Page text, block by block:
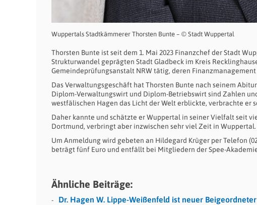
Wuppertals Stadtkämmerer Thorsten Bunte – © Stadt Wuppertal
Thorsten Bunte ist seit dem 1. Mai 2023 Finanzchef der Stadt
Strukturwandel geprägten Stadt Gladbeck im Kreis
Gemeindeprüfungsanstalt NRW tätig, deren
Das Verwaltungsgeschäft hat Thorsten Bunte nach seinem
Diplom-Verwaltungswirt und Diplom-Betriebswirt sind Zahlen
westfälischen Hagen das Licht der Welt erblickte, verbrachte er
Daher kannte und schätzte er Wuppertal in seiner Vielfalt seit
Dortmund, verbringt aber inzwischen sehr viel Zeit in Wuppertal.
Um Anmeldung wird gebeten an Hildegard Krüger per Telefon
beträgt fünf Euro und entfällt bei Mitgliedern der Spee-
Ähnliche Beiträge:
Dr. Hagen W. Lippe-Weißenfeld ist neuer Beigeordneter